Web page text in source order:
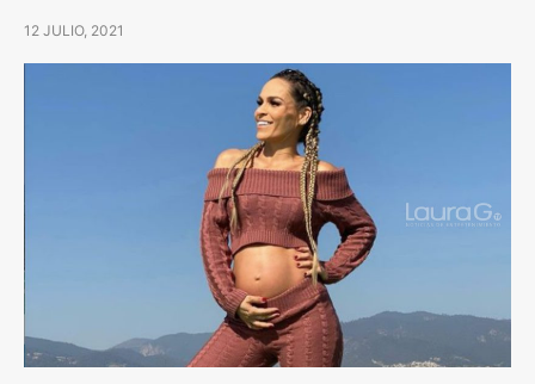
12 JULIO, 2021